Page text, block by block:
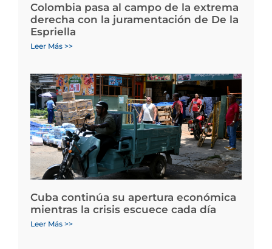
Colombia pasa al campo de la extrema
derecha con la juramentación de De la
Espriella
Leer Más >>
Cuba continúa su apertura económica
mientras la crisis escuece cada día
Leer Más >>